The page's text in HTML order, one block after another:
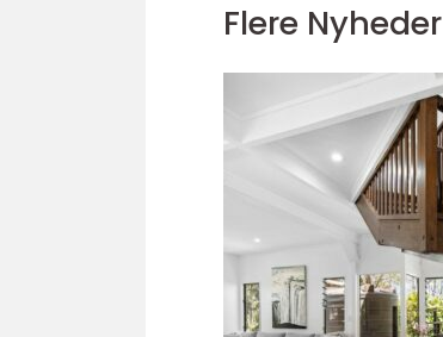
Flere Nyheder